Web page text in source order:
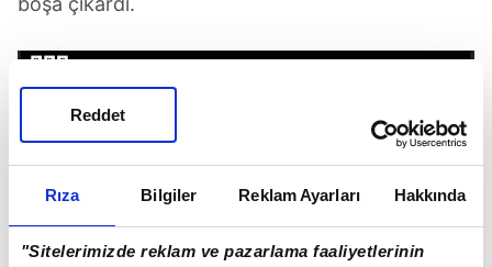
Rıza Bilgiler Reklam Ayarları Hakkında
"Sitelerimizde reklam ve pazarlama faaliyetlerinin
Reddet